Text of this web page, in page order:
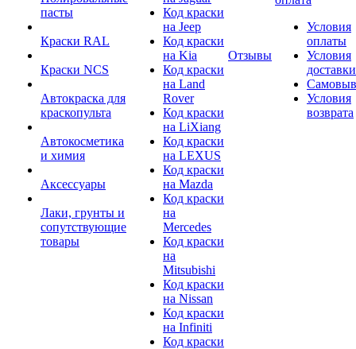
пасты
Краски RAL
Краски NCS
Автокраска для
краскопульта
Автокосметика
и химия
Аксессуары
Лаки, грунты и
сопутствующие
товары
Код краски
на Jeep
Код краски
на Kia
Код краски
на Land
Rover
Код краски
на LiXiang
Код краски
на LEXUS
Код краски
на Mazda
Код краски
на
Mercedes
Код краски
на
Mitsubishi
Код краски
на Nissan
Код краски
на Infiniti
Код краски
Отзывы
Условия
оплаты
Условия
доставки
Условия
возврата